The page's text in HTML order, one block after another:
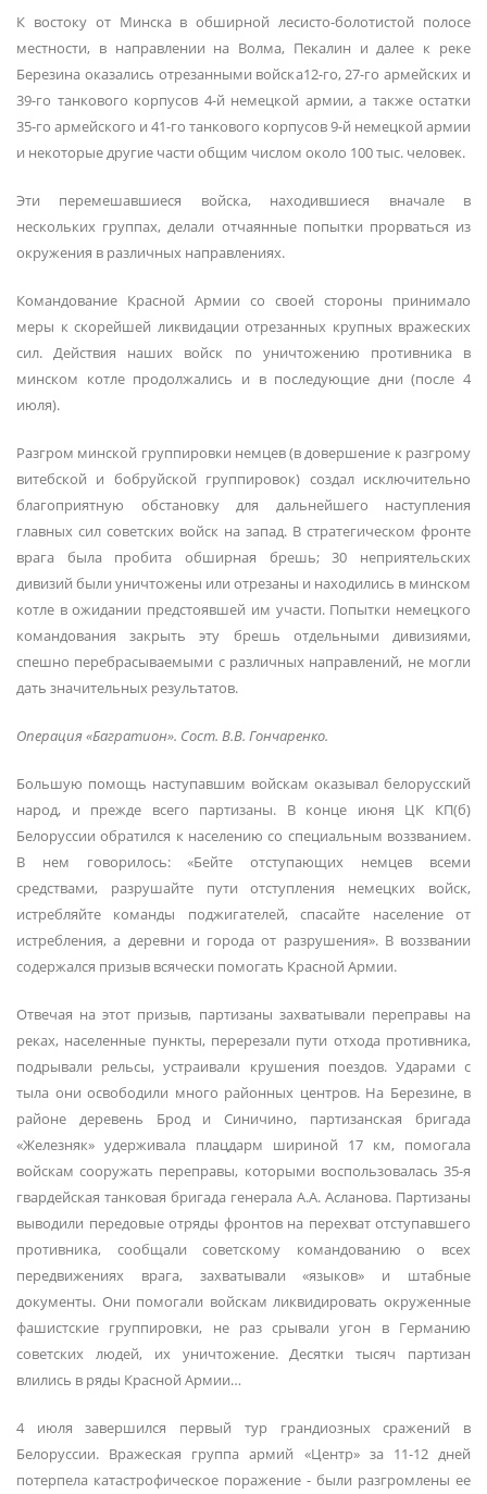
К востоку от Минска в обширной лесисто-болотистой полосе
местности, в направлении на Волма, Пекалин и далее к реке
Березина оказались отрезанными войска12-го, 27-го армейских и
39-го танкового корпусов 4-й немецкой армии, а также остатки
35-го армейского и 41-го танкового корпусов 9-й немецкой армии
и некоторые другие части общим числом около 100 тыс. человек.
Эти перемешавшиеся войска, находившиеся вначале в
нескольких группах, делали отчаянные попытки прорваться из
окружения в различных направлениях.
Командование Красной Армии со своей стороны принимало
меры к скорейшей ликвидации отрезанных крупных вражеских
сил. Действия наших войск по уничтожению противника в
минском котле продолжались и в последующие дни (после 4
июля).
Разгром минской группировки немцев (в довершение к разгрому
витебской и бобруйской группировок) создал исключительно
благоприятную обстановку для дальнейшего наступления
главных сил советских войск на запад. В стратегическом фронте
врага была пробита обширная брешь; 30 неприятельских
дивизий были уничтожены или отрезаны и находились в минском
котле в ожидании предстоявшей им участи. Попытки немецкого
командования закрыть эту брешь отдельными дивизиями,
спешно перебрасываемыми с различных направлений, не могли
дать значительных результатов.
Операция «Багратион». Сост. В.В. Гончаренко.
Большую помощь наступавшим войскам оказывал белорусский
народ, и прежде всего партизаны. В конце июня ЦК КП(б)
Белоруссии обратился к населению со специальным воззванием.
В нем говорилось: «Бейте отступающих немцев всеми
средствами, разрушайте пути отступления немецких войск,
истребляйте команды поджигателей, спасайте население от
истребления, а деревни и города от разрушения». В воззвании
содержался призыв всячески помогать Красной Армии.
Отвечая на этот призыв, партизаны захватывали переправы на
реках, населенные пункты, перерезали пути отхода противника,
подрывали рельсы, устраивали крушения поездов. Ударами с
тыла они освободили много районных центров. На Березине, в
районе деревень Брод и Синичино, партизанская бригада
«Железняк» удерживала плацдарм шириной 17 км, помогала
войскам сооружать переправы, которыми воспользовалась 35-я
гвардейская танковая бригада генерала А.А. Асланова. Партизаны
выводили передовые отряды фронтов на перехват отступавшего
противника, сообщали советскому командованию о всех
передвижениях врага, захватывали «языков» и штабные
документы. Они помогали войскам ликвидировать окруженные
фашистские группировки, не раз срывали угон в Германию
советских людей, их уничтожение. Десятки тысяч партизан
влились в ряды Красной Армии…
4 июля завершился первый тур грандиозных сражений в
Белоруссии. Вражеская группа армий «Центр» за 11-12 дней
потерпела катастрофическое поражение - были разгромлены ее